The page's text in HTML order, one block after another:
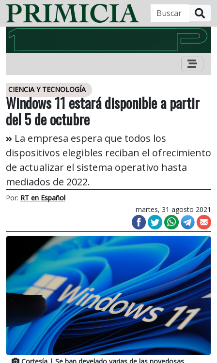
CIENCIA Y TECNOLOGÍA
Windows 11 estará disponible a partir
del 5 de octubre
La empresa espera que todos los
dispositivos elegibles reciban el ofrecimiento
de actualizar el sistema operativo hasta
mediados de 2022.
Por: RT en Español
martes, 31 agosto 2021